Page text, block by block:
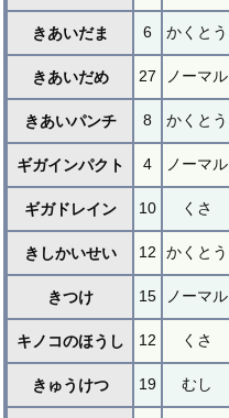
きあいだま 6 かくとう
きあいだめ 27 ノーマル
きあいパンチ 8 かくとう
ギガインパクト 4 ノーマル
ギガドレイン 10 くさ
きしかいせい 12 かくとう
きつけ 15 ノーマル
キノコのほうし 12 くさ
きゅうけつ 19 むし